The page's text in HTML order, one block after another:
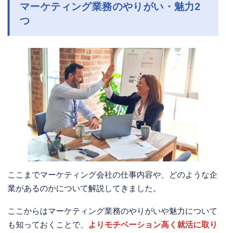
マーケティング業務のやりがい・魅力2
つ
ここまでマーケティング会社の仕事内容や、どのような企
業があるのかについて解説してきました。
ここからはマーケティング業務のやりがいや魅力について
も知っておくことで、
よりモチベーション高く就活に取り